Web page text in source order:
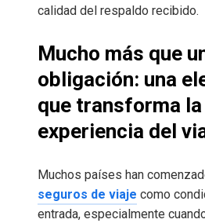
calidad del respaldo recibido.
Mucho más que
obligación: una
que transforma la
experiencia del
Muchos países han
seguros de viaje como
entrada, especialmente